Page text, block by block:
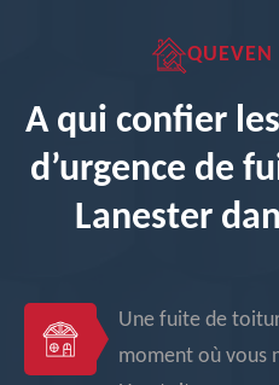
QUEVEN
A qui confier
d’urgence de
Lanester
Une fuite de
moment où vous